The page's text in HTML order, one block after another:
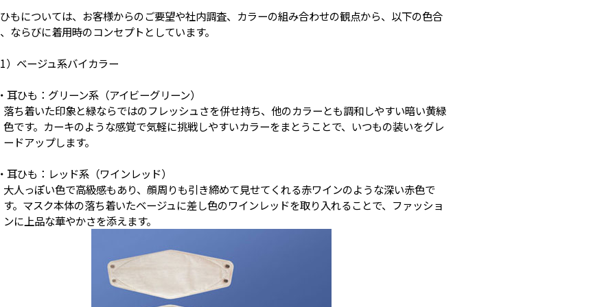
もについては、お客様からのご要望や社内調査、カラーの組み合わせの観点から、以下の色合
ならびに着用時のコンセプトとしています。
1）ベージュ系バイカラー
・耳ひも：グリーン系（アイビーグリーン）
落ち着いた印象と緑ならではのフレッシュさを併せ持ち、他のカラーとも調和しやすい暗い黄緑
色です。カーキのような感覚で気軽に挑戦しやすいカラーをまとうことで、いつもの装いをグレ
ードアップします。
・耳ひも：レッド系（ワインレッド）
大人っぽい色で高級感もあり、顔周りも引き締めて見せてくれる赤ワインのような深い赤色で
す。マスク本体の落ち着いたベージュに差し色のワインレッドを取り入れることで、ファッショ
ンに上品な華やかさを添えます。